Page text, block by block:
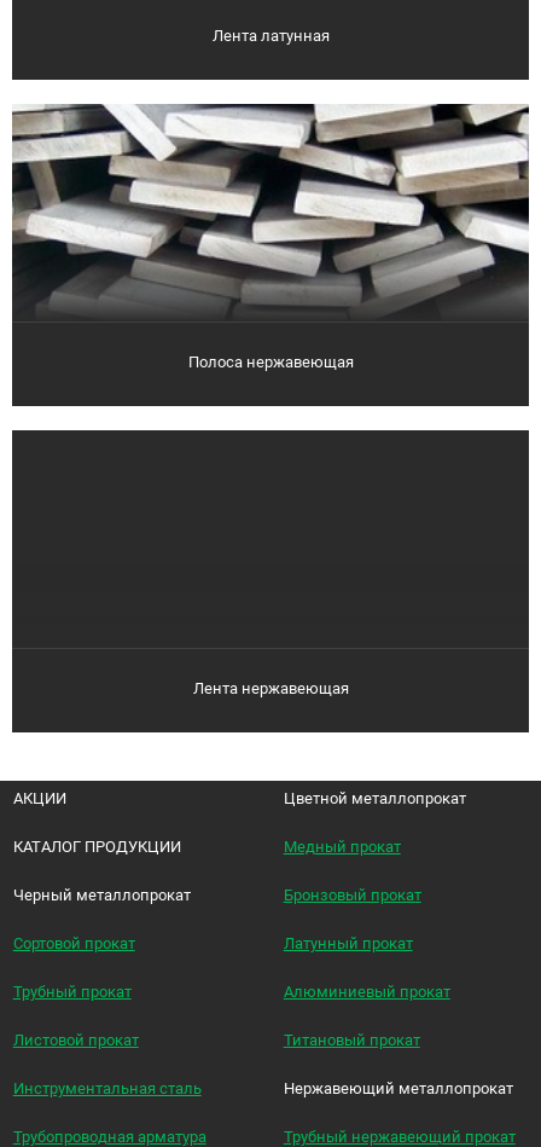
Лента латунная
Полоса нержавеющая
Лента нержавеющая
АКЦИИ
КАТАЛОГ ПРОДУКЦИИ
Черный металлопрокат
Сортовой прокат
Трубный прокат
Листовой прокат
Инструментальная сталь
Трубопроводная арматура
Цветной металлопрокат
Медный прокат
Бронзовый прокат
Латунный прокат
Алюминиевый прокат
Титановый прокат
Нержавеющий металлопрокат
Трубный нержавеющий прокат